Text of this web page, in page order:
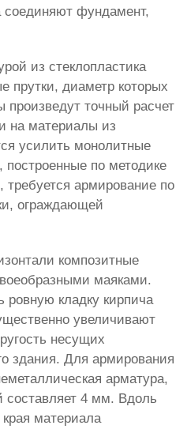
фундамент,
из стеклопластика
прутки, диаметр которых
точный расчет
на материалы из
усилить монолитные
по методике
требуется армирование по
ограждающей
композитные
маяками.
кладку кирпича
увеличивают
несущих
здания. Для армирования
арматура,
составляет 4 мм. Вдоль
края материала